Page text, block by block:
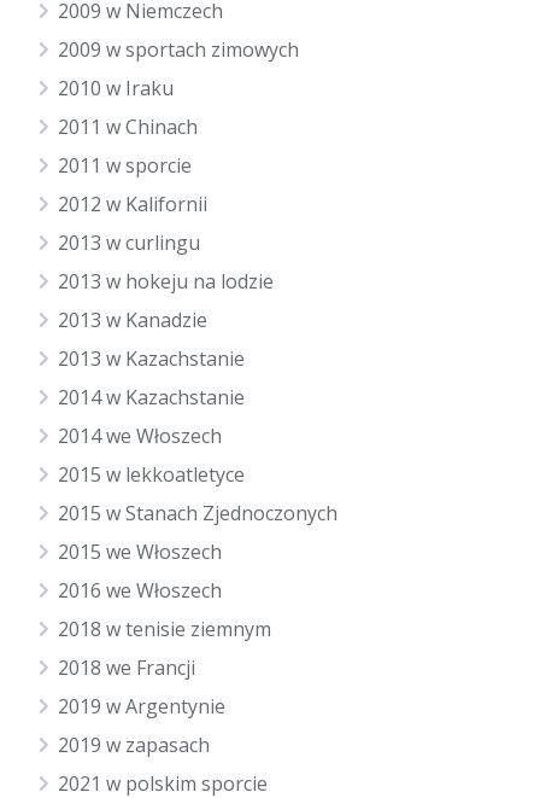
2009 w Niemczech
2009 w sportach zimowych
2010 w Iraku
2011 w Chinach
2011 w sporcie
2012 w Kalifornii
2013 w curlingu
2013 w hokeju na lodzie
2013 w Kanadzie
2013 w Kazachstanie
2014 w Kazachstanie
2014 we Włoszech
2015 w lekkoatletyce
2015 w Stanach Zjednoczonych
2015 we Włoszech
2016 we Włoszech
2018 w tenisie ziemnym
2018 we Francji
2019 w Argentynie
2019 w zapasach
2021 w polskim sporcie